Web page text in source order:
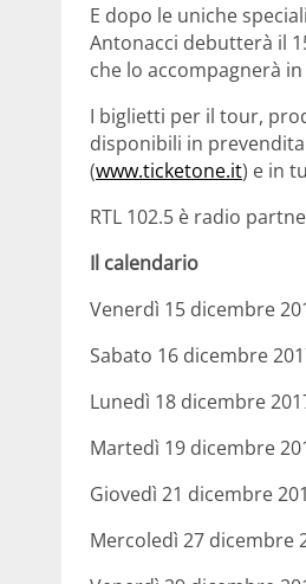
E dopo le uniche
Antonacci debutterà il
che lo accompagnerà
I biglietti per il tour,
disponibili in
(www.ticketone.it) e in
RTL 102.5 è radio
Il calendario
Venerdì 15 dicembre
Sabato 16 dicembre
Lunedì 18 dicembre
Martedì 19 dicembre
Giovedì 21 dicembre
Mercoledì 27 dicembre